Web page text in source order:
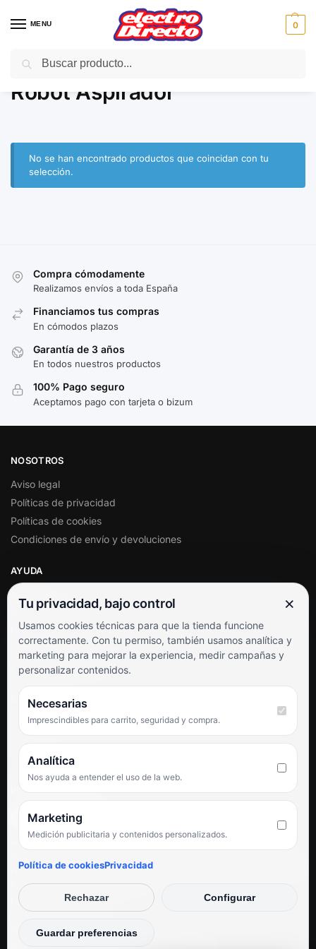
MENU 0
Inicio PAE / Hogar Robot Aspirador
Robot Aspirador
No se han encontrado productos que coincidan con tu
selección.
Compra cómodamente
Realizamos envíos a toda España
Financiamos tus compras
En cómodos plazos
Garantía de 3 años
En todos nuestros productos
100% Pago seguro
Aceptamos pago con tarjeta o bizum
NOSOTROS
Aviso legal
Políticas de privacidad
Políticas de cookies
Condiciones de envío y devoluciones
AYUDA
Soporte al cliente
Contacto
Términos y condiciones
Preguntas frecuentes
SÍGUENOS
Facebook
TikTok
PUNTUACIÓN DE 4,6 SOBRE 5 EN GOOGLE
★★★★★
Hemos comprado en varias ocasiones y siempre dan respuesta.
Espectacular, servicio de 10.»
Iván Rodríguez Ramos
© Electrodirecto 2026
Tu privacidad, bajo control ×
Usamos cookies técnicas para que la tienda funcione
correctamente. Con tu permiso, también usamos analítica y
marketing para mejorar la experiencia, medir campañas y
personalizar contenidos.
Necesarias
Imprescindibles para carrito, seguridad y compra.
Analítica
Nos ayuda a entender el uso de la web.
Marketing
Medición publicitaria y contenidos personalizados.
Política de cookiesPrivacidad
Rechazar Configurar
Guardar preferencias